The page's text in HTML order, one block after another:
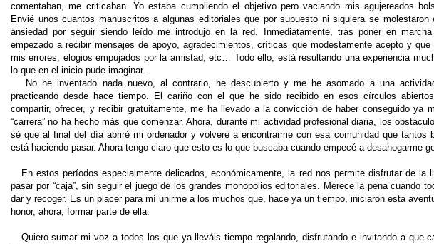
comentaban, me criticaban. Yo estaba cumpliendo el objetivo pero vaciando mis agujereados
Envié unos cuantos manuscritos a algunas editoriales que por supuesto ni siquiera se
ansiedad por seguir siendo leído me introdujo en la red. Inmediatamente, tras poner en
empezado a recibir mensajes de apoyo, agradecimientos, críticas que modestamente acepto y
mis errores, elogios empujados por la amistad, etc… Todo ello, está resultando una experiencia
lo que en el inicio pude imaginar.
No he inventado nada nuevo, al contrario, he descubierto y me he asomado a una
practicando desde hace tiempo. El cariño con el que he sido recibido en esos círculos
compartir, ofrecer, y recibir gratuitamente, me ha llevado a la convicción de haber conseguido ya
“carrera” no ha hecho más que comenzar. Ahora, durante mi actividad profesional diaria, los
sé que al final del día abriré mi ordenador y volveré a encontrarme con esa comunidad que tantos
está haciendo pasar. Ahora tengo claro que esto es lo que buscaba cuando empecé a desahogarme
En estos períodos especialmente delicados, económicamente, la red nos permite disfrutar de la
pasar por “caja”, sin seguir el juego de los grandes monopolios editoriales. Merece la pena cuando
dar y recoger. Es un placer para mí unirme a los muchos que, hace ya un tiempo, iniciaron esta
honor, ahora, formar parte de ella.
Quiero sumar mi voz a todos los que ya lleváis tiempo regalando, disfrutando e invitando a que